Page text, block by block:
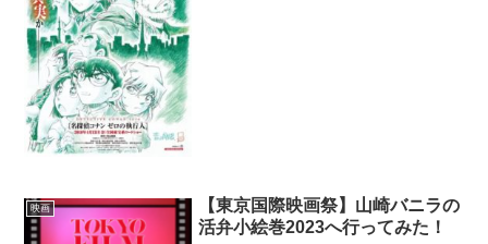
映画
【東京国際映画祭】山崎バニラの
活弁小絵巻2023へ行ってみた！